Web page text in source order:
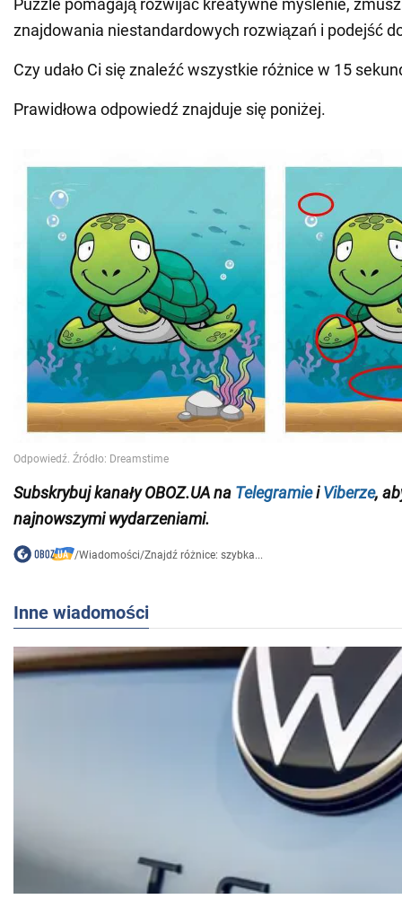
znajdowania niestandardowych rozwiązań i podejść
Czy udało Ci się znaleźć wszystkie różnice w 15
Prawidłowa odpowiedź znajduje się poniżej.
Subskrybuj kanały OBOZ.UA na TelegramieiViberze,
najnowszymi wydarzeniami.
/Wiadomości/Znajdź różnice: szybka...
Inne wiadomości